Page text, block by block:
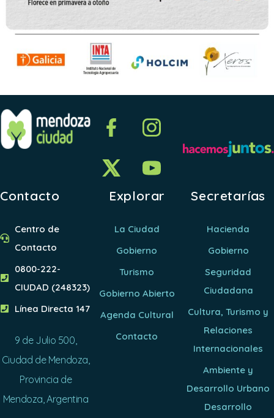
Contacto
Centro de
Contacto
0800-222-
CIUDAD (248323)
Línea Directa 147
9 de Julio 500,
Ciudad de Mendoza,
Provincia de
Mendoza, Argentina
Explorar
La Ciudad
Gobierno
Turismo
Gobierno Abierto
Agenda Cultural
Contacto
Secretarías
Hacienda
Gobierno
Seguridad
Ciudadana
Cultura, Turismo y
Relaciones
Internacionales
Ambiente y
Desarrollo Urbano
Desarrollo